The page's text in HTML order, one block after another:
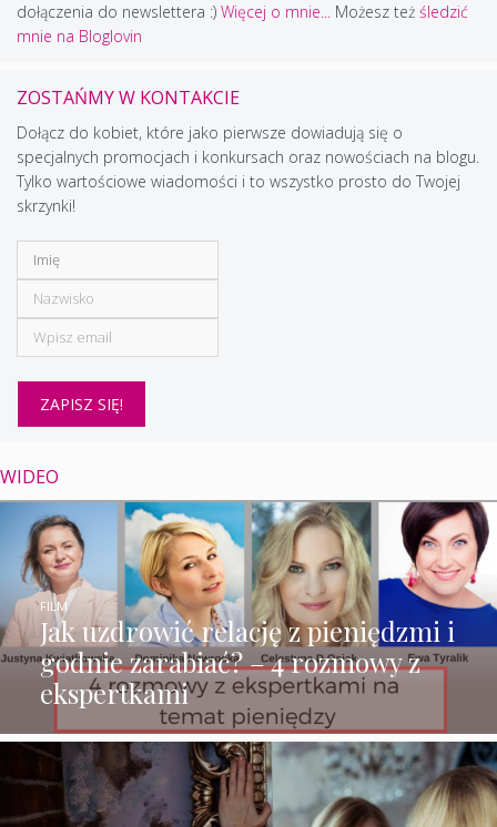
dołączenia do newslettera :) Więcej o mnie... Możesz też śledzić
mnie na Bloglovin
ZOSTAŃMY W KONTAKCIE
Dołącz do kobiet, które jako pierwsze dowiadują się o
specjalnych promocjach i konkursach oraz nowościach na blogu.
Tylko wartościowe wiadomości i to wszystko prosto do Twojej
skrzynki!
WIDEO
Jak uzdrowić relację z pieniędzmi i
godnie zarabiać? – 4 rozmowy z
ekspertkami
FILM